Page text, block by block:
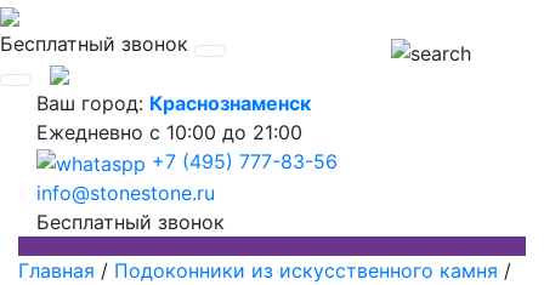
Бесплатный звонок
Ваш город: Краснознаменск
Ежедневно с 10:00 до 21:00
+7 (495) 777-83-56
info@stonestone.ru
Бесплатный звонок
Главная / Подоконники из искусственного камня /